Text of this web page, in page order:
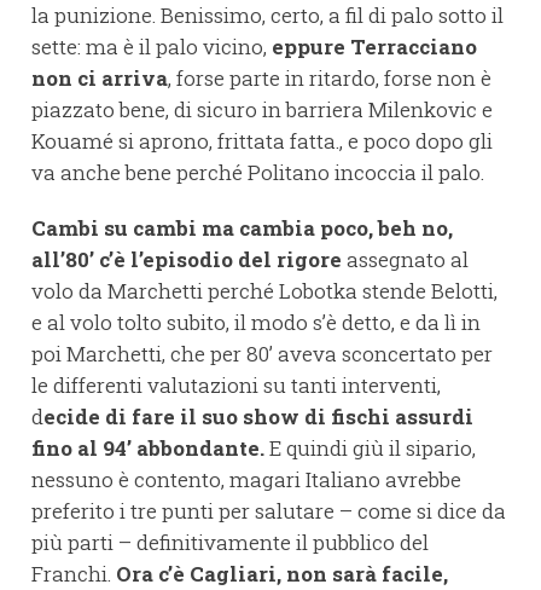
la punizione. Benissimo, certo, a fil di palo sotto il
sette: ma è il palo vicino, eppure Terracciano
non ci arriva, forse parte in ritardo, forse non è
piazzato bene, di sicuro in barriera Milenkovic e
Kouamé si aprono, frittata fatta., e poco dopo gli
va anche bene perché Politano incoccia il palo.
Cambi su cambi ma cambia poco, beh no,
all’80’ c’è l’episodio del rigore assegnato al
volo da Marchetti perché Lobotka stende Belotti,
e al volo tolto subito, il modo s’è detto, e da lì in
poi Marchetti, che per 80’ aveva sconcertato per
le differenti valutazioni su tanti interventi,
decide di fare il suo show di fischi assurdi
fino al 94’ abbondante.E quindi giù il sipario,
nessuno è contento, magari Italiano avrebbe
preferito i tre punti per salutare – come si dice da
più parti – definitivamente il pubblico del
Franchi. Ora c’è Cagliari, non sarà facile,